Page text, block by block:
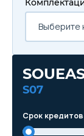
Выберите
S07
Срок